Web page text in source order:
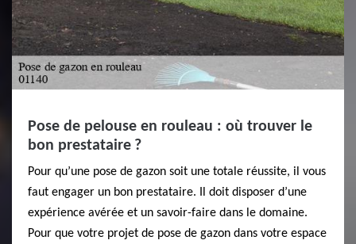
Pose de pelouse en rouleau : où trouver le
bon prestataire ?
Pour qu’une pose de gazon soit une totale réussite, il vous
faut engager un bon prestataire. Il doit disposer d’une
expérience avérée et un savoir-faire dans le domaine.
Pour que votre projet de pose de gazon dans votre espace